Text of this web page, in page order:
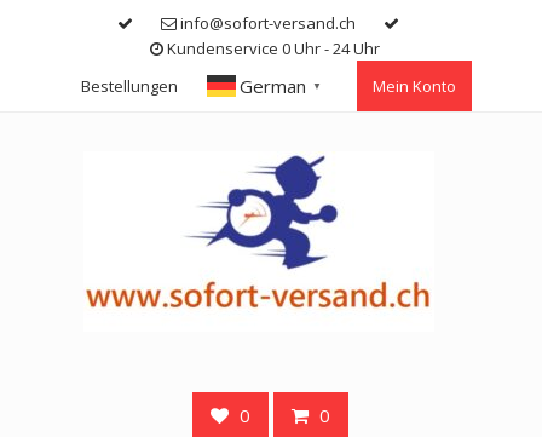
info@sofort-versand.ch
Kundenservice 0 Uhr - 24 Uhr
Bestellungen
German ▼ Mein Konto
0 0